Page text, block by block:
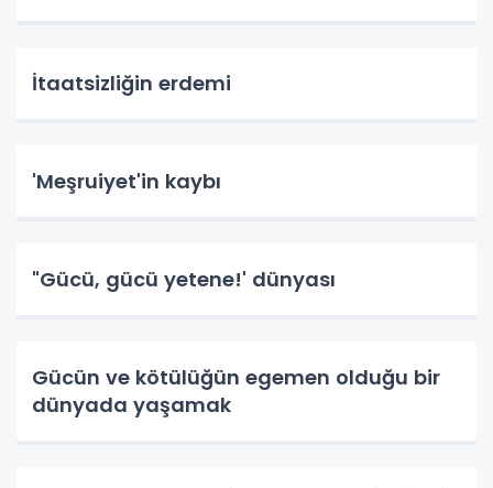
İtaatsizliğin erdemi
'Meşruiyet'in kaybı
"Gücü, gücü yetene!' dünyası
Gücün ve kötülüğün egemen olduğu bir
dünyada yaşamak